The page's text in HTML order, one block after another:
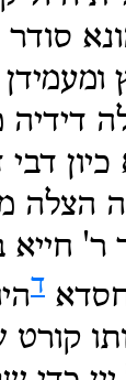
סודר
דבי
הצלה
ר' חייא
ד
קורט